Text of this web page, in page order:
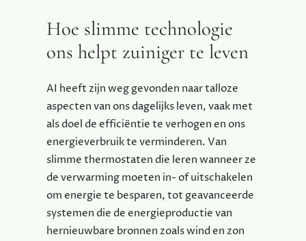
Hoe slimme technologie
ons helpt zuiniger te leven
AI heeft zijn weg gevonden naar talloze
aspecten van ons dagelijks leven, vaak met
als doel de efficiëntie te verhogen en ons
energieverbruik te verminderen. Van
slimme thermostaten die leren wanneer ze
de verwarming moeten in- of uitschakelen
om energie te besparen, tot geavanceerde
systemen die de energieproductie van
hernieuwbare bronnen zoals wind en zon